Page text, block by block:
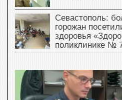
Севастополь:
горожан
здоровья
поликлинике №